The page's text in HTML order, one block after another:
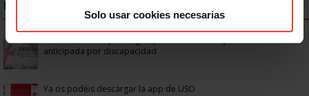
Solo usar cookies necesarias
NOTICIAS MÁS LEÍDAS
Se actualizan las patologías para acceder a la jubilación
anticipada por discapacidad
Ya os podéis descargar la app de USO